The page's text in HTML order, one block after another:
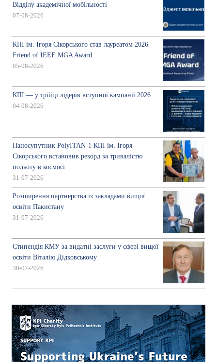
Відділу академічної мобільності
07-08-2026
КПІ ім. Ігоря Сікорського став лауреатом 2026
Friend of IEEE MGA Award
05-08-2026
КПІ — у трійці лідерів вступної кампанії 2026
04-08-2026
Наносупутник PolyITAN-1 КПІ ім. Ігоря
Сікорського встановив рекорд за тривалістю
польоту в космосі
31-07-2026
Розширення партнерства із закладами вищої
освіти Пакистану
31-07-2026
Стипендія КМУ за видатні заслуги у сфері вищої
освіти Віталію Дідковському
30-07-2026